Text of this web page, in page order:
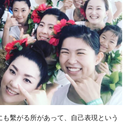
繫がる所があって、自己表現という